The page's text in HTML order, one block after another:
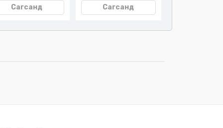
Сагсанд Сагсанд